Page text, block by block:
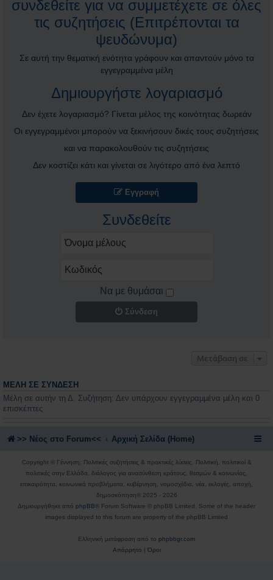
συνδεθείτε για να συμμετέχετε σε όλες
τις συζητήσεις (Επιτρέπονται τα
ψευδώνυμα)
Σε αυτή την θεματική ενότητα γράφουν και απαντούν μόνο τα
εγγεγραμμένα μέλη
Δημιουργήστε λογαριασμό
Δεν έχετε λογαριασμό? Γίνεται μέλος της κοινότητας δωρεάν
Οι εγγεγραμμένοι μπορούν να ξεκινήσουν δικές τους συζητήσεις
και να παρακολουθούν τις συζητήσεις
Δεν κοστίζει κάτι και γίνεται σε λιγότερο από ένα λεπτό
Εγγραφή
Συνδεθείτε
Να με θυμάσαι
Σύνδεση
Μετάβαση σε
ΜΈΛΗ ΣΕ ΣΎΝΔΕΣΗ
Μέλη σε αυτήν τη Δ. Συζήτηση: Δεν υπάρχουν εγγεγραμμένα μέλη και 0
επισκέπτες
>> Nέος στο Forum<< Αρχική Σελίδα (Home)
Copyright © Γέννηση: Πολιτικές συζητήσεις & πρακτικές λύσεις. Πολιτική, πολιτικοί &
πολιτικές στην Ελλάδα, διάλογος για ανασύνθεση κράτους, θεσμών & κοινωνίας,
επικαιρότητα, κοινωνικά προβλήματα, κυβέρνηση, νομοσχέδια, νέα, εκλογές, αποχή,
δημοσκόπηση® 2025 - 2026
Δημιουργήθηκε από phpBB ® Forum Software © phpBB Limited. Some of the header
images displayed to this forum are property of the phpBB Limited
Ελληνική μετάφραση από το phpbbgr.com
Απόρρητο | Όροι